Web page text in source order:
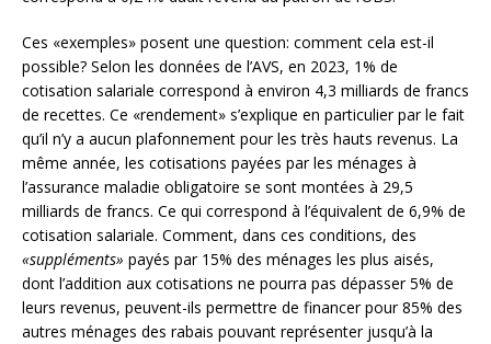
Ces «exemples» posent une question: comment cela est-il
possible? Selon les données de l’AVS, en 2023, 1% de
cotisation salariale correspond à environ 4,3 milliards de francs
de recettes. Ce «rendement» s’explique en particulier par le fait
qu’il n’y a aucun plafonnement pour les très hauts revenus. La
même année, les cotisations payées par les ménages à
l’assurance maladie obligatoire se sont montées à 29,5
milliards de francs. Ce qui correspond à l’équivalent de 6,9% de
cotisation salariale. Comment, dans ces conditions, des
«suppléments» payés par 15% des ménages les plus aisés,
dont l’addition aux cotisations ne pourra pas dépasser 5% de
leurs revenus, peuvent-ils permettre de financer pour 85% des
autres ménages des rabais pouvant représenter jusqu’à la